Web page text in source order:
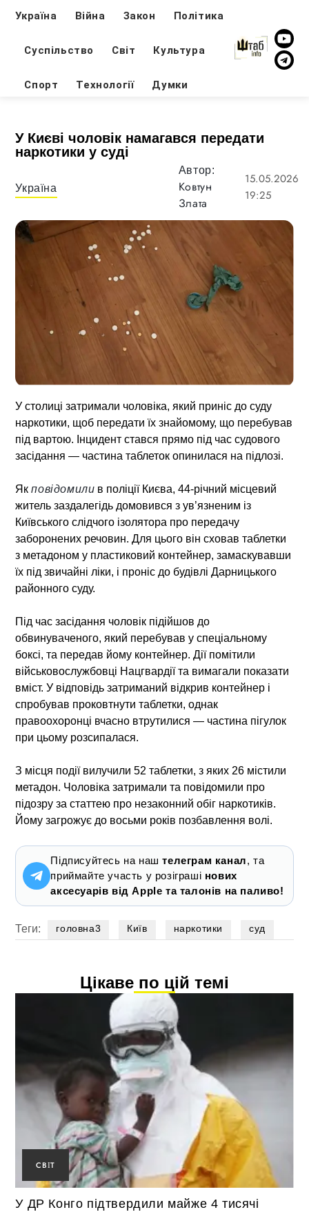
Україна Війна Закон Політика
Суспільство Світ Культура
Спорт Технології Думки
У Києві чоловік намагався передати
наркотики у суді
Україна
Автор:
Ковтун
Злата
15.05.2026
19:25
У столиці затримали чоловіка, який приніс до суду
наркотики, щоб передати їх знайомому, що перебував
під вартою. Інцидент стався прямо під час судового
засідання — частина таблеток опинилася на підлозі.
Якповідомили в поліції Києва, 44-річний місцевий
житель заздалегідь домовився з ув’язненим із
Київського слідчого ізолятора про передачу
заборонених речовин. Для цього він сховав таблетки
з метадоном у пластиковий контейнер, замаскувавши
їх під звичайні ліки, і проніс до будівлі Дарницького
районного суду.
Під час засідання чоловік підійшов до
обвинуваченого, який перебував у спеціальному
боксі, та передав йому контейнер. Дії помітили
військовослужбовці Нацгвардії та вимагали показати
вміст. У відповідь затриманий відкрив контейнер і
спробував проковтнути таблетки, однак
правоохоронці вчасно втрутилися — частина пігулок
при цьому розсипалася.
З місця події вилучили 52 таблетки, з яких 26 містили
метадон. Чоловіка затримали та повідомили про
підозру за статтею про незаконний обіг наркотиків.
Йому загрожує до восьми років позбавлення волі.
Підписуйтесь на наштелеграм канал, та
приймайте участь у розіграші нових
аксесуарів від Apple та талонів на паливо!
Теги: головна3 Київ наркотики суд
Цікаве по цій темі
СВІТ
У ДР Конго підтвердили майже 4 тисячі